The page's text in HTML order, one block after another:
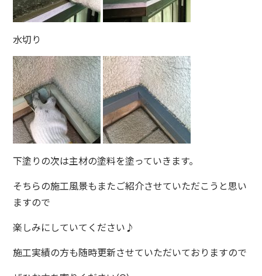
水切り
下塗りの次は主材の塗料を塗っていきます。
そちらの施工風景もまたご紹介させていただこうと思い
ますので
楽しみにしていてください♪
施工実績の方も随時更新させていただいておりますので